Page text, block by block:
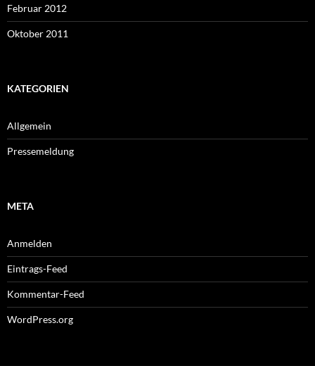
Februar 2012
Oktober 2011
KATEGORIEN
Allgemein
Pressemeldung
META
Anmelden
Eintrags-Feed
Kommentar-Feed
WordPress.org